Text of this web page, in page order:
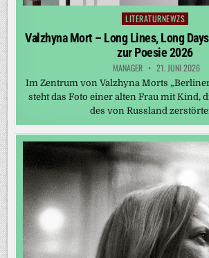
Posted
LITERATURNEWZS
Valzhyna Mort – Long Lines, Long
zur Poesie 2026
MANAGER 21. JUNI 2026
Im Zentrum von Valzhyna Morts „Berliner
steht das Foto einer alten Frau mit Kind,
des von Russland